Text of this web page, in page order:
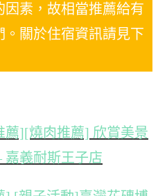
素，故相當推薦給有
關於住宿資訊請見下
薦][燒肉推薦] 欣賞美景
嘉義耐斯王子店